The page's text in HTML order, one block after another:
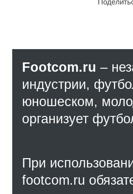
Footcom.ru –
индустрии,
юношеском,
организует
При
footcom.ru